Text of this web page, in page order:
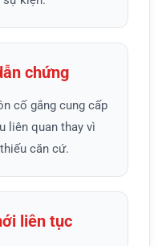
chứng
cố gắng cung cấp
liên quan thay vì
căn cứ.
liên tục